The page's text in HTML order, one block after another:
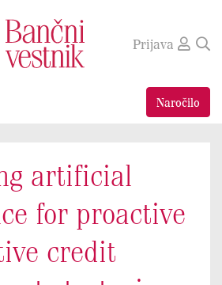
Prijava
Naročilo
artificial
for proactive
credit